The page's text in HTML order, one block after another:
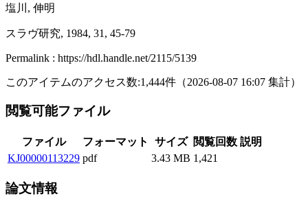
塩川, 伸明
スラヴ研究, 1984, 31, 45-79
Permalink : https://hdl.handle.net/2115/5139
このアイテムのアクセス数:1,444件 （2026-08-07 16:07 集計）
閲覧可能ファイル
ファイル フォーマット サイズ 閲覧回数 説明
KJ00000113229 pdf 3.43 MB 1,421
論文情報